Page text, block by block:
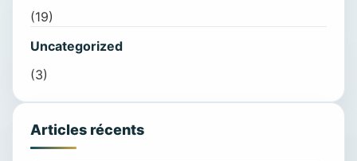
(19)
Uncategorized
(3)
Articles récents